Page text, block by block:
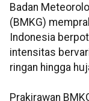
Badan
(BMKG)
Indonesia
intensitas
ringan hingga
Prakirawan